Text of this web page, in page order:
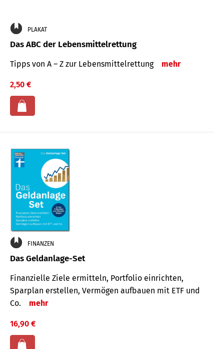
PLAKAT
Das ABC der Lebensmittelrettung
Tipps von A – Z zur Lebensmittelrettung mehr
2,50 €
FINANZEN
Das Geldanlage-Set
Finanzielle Ziele ermitteln, Portfolio einrichten,
Sparplan erstellen, Vermögen aufbauen mit ETF und
Co.
mehr
16,90 €